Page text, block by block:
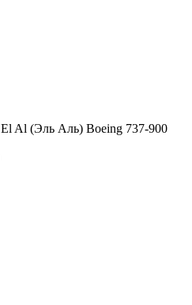
El Al (Эль Аль) Boeing 737-900